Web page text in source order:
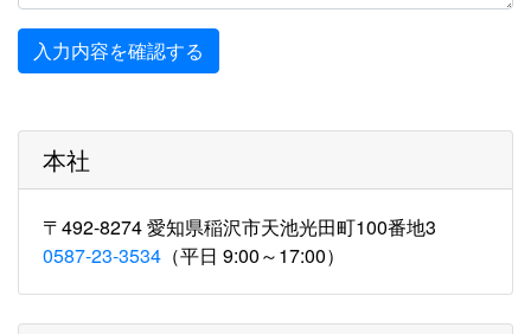
入力内容を確認する
本社
〒492-8274 愛知県稲沢市天池光田町100番地3
0587-23-3534 （平日 9:00～17:00）